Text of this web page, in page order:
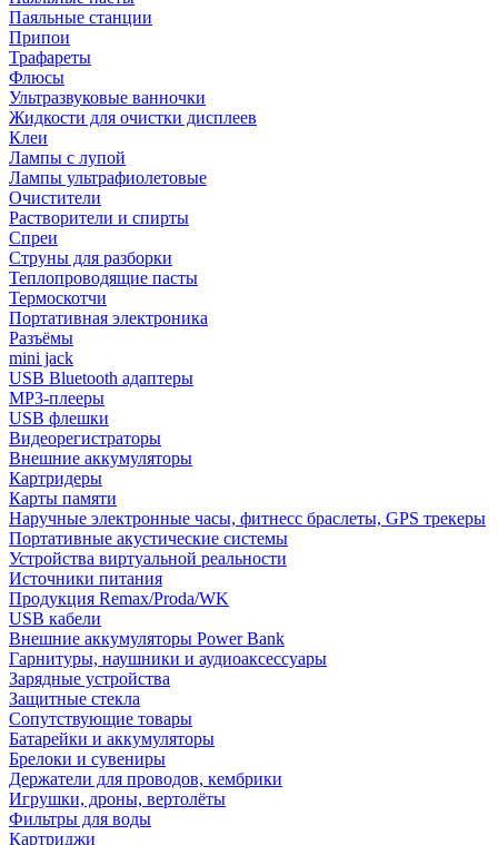
Паяльные станции
Припои
Трафареты
Флюсы
Ультразвуковые ванночки
Жидкости для очистки дисплеев
Клеи
Лампы с лупой
Лампы ультрафиолетовые
Очистители
Растворители и спирты
Спреи
Струны для разборки
Теплопроводящие пасты
Термоскотчи
Портативная электроника
Разъёмы
mini jack
USB Bluetooth адаптеры
MP3-плееры
USB флешки
Видеорегистраторы
Внешние аккумуляторы
Картридеры
Карты памяти
Наручные электронные часы, фитнесс браслеты, GPS трекеры
Портативные акустические системы
Устройства виртуальной реальности
Источники питания
Продукция Remax/Proda/WK
USB кабели
Внешние аккумуляторы Power Bank
Гарнитуры, наушники и аудиоаксессуары
Зарядные устройства
Защитные стекла
Сопутствующие товары
Батарейки и аккумуляторы
Брелоки и сувениры
Держатели для проводов, кембрики
Игрушки, дроны, вертолёты
Фильтры для воды
Картриджи